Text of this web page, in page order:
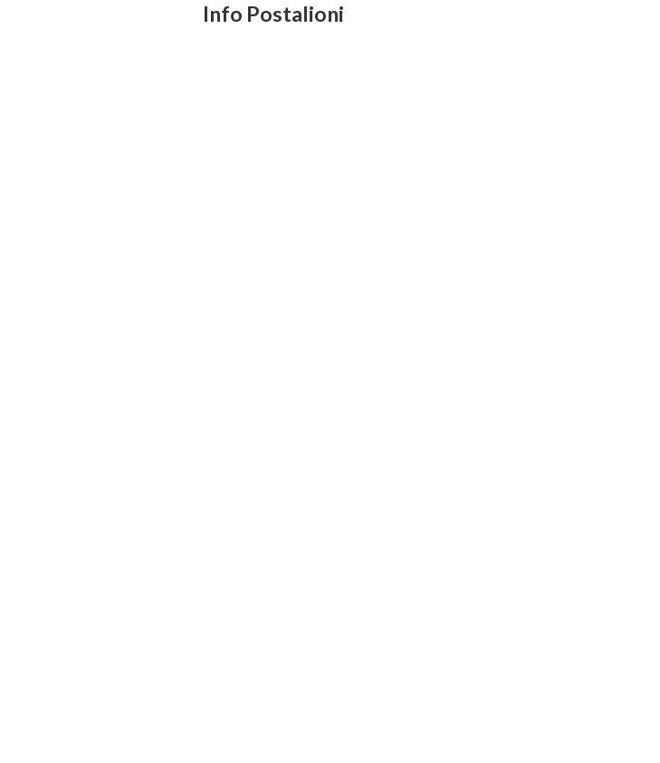
Info Postalioni